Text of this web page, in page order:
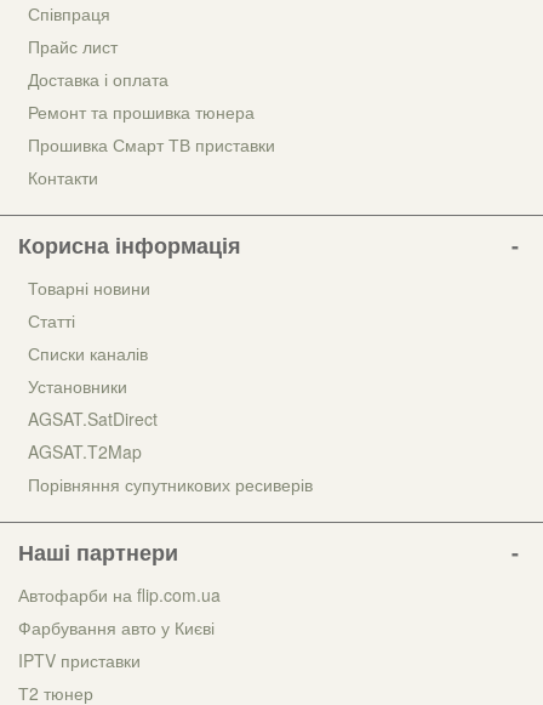
Співпраця
Прайс лист
Доставка і оплата
Ремонт та прошивка тюнера
Прошивка Смарт ТВ приставки
Контакти
Корисна інформація
Товарні новини
Статті
Списки каналів
Установники
AGSAT.SatDirect
AGSAT.T2Map
Порівняння супутникових ресиверів
Наші партнери
Автофарби на flip.com.ua
Фарбування авто у Києві
IPTV приставки
Т2 тюнер